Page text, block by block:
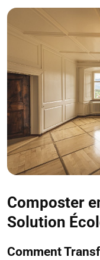
Composter
Solution
Comment